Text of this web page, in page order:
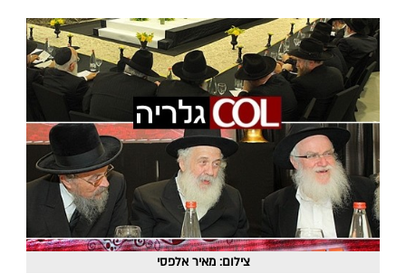
צילום: מאיר אלפסי